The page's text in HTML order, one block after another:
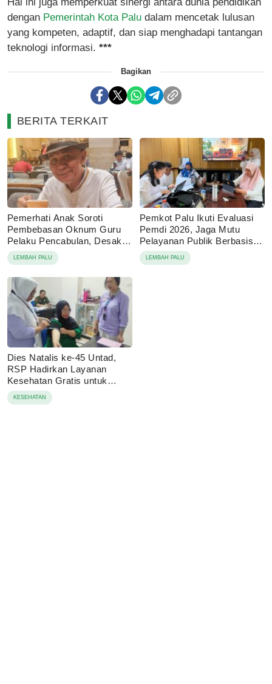
dengan Pemerintah Kota Palu dalam mencetak lulusan
yang kompeten, adaptif, dan siap menghadapi tantangan
teknologi informasi. ***
Bagikan
BERITA TERKAIT
Pemerhati Anak Soroti
Pembebasan Oknum Guru
Pelaku Pencabulan, Desak
Proses Hukum Dilanjutkan
LEMBAH PALU
Pemkot Palu Ikuti Evaluasi
Pemdi 2026, Jaga Mutu
Pelayanan Publik Berbasis
Digital
LEMBAH PALU
Dies Natalis ke-45 Untad,
RSP Hadirkan Layanan
Kesehatan Gratis untuk
Masyaraka
KESEHATAN